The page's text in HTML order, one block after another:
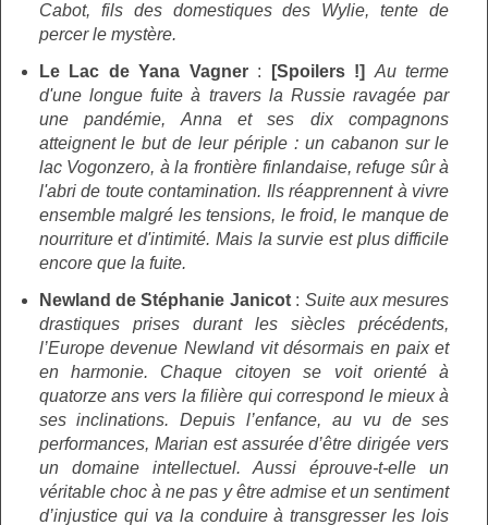
Cabot, fils des domestiques des Wylie, tente de
percer le mystère.
Le Lac de Yana Vagner: [Spoilers !]
Au terme
d'une longue fuite à travers la Russie ravagée par
une pandémie, Anna et ses dix compagnons
atteignent le but de leur périple : un cabanon sur le
lac Vogonzero, à la frontière finlandaise, refuge sûr à
l'abri de toute contamination. Ils réapprennent à vivre
ensemble malgré les tensions, le froid, le manque de
nourriture et d'intimité. Mais la survie est plus difficile
encore que la fuite.
Newland de Stéphanie Janicot : Suite aux mesures
drastiques prises durant les siècles précédents,
l’Europe devenue Newland vit désormais en paix et
en harmonie. Chaque citoyen se voit orienté à
quatorze ans vers la filière qui correspond le mieux à
ses inclinations. Depuis l’enfance, au vu de ses
performances, Marian est assurée d’être dirigée vers
un domaine intellectuel. Aussi éprouve-t-elle un
véritable choc à ne pas y être admise et un sentiment
d’injustice qui va la conduire à transgresser les lois